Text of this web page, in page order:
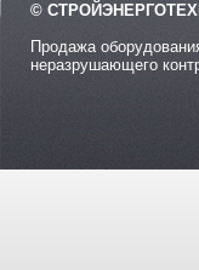
©
Продажа
неразрушающего